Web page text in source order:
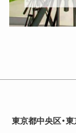
東京都中央区・